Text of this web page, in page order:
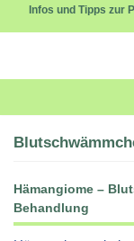
Infos und Tipps zur
Hämangiome –
Behandlung